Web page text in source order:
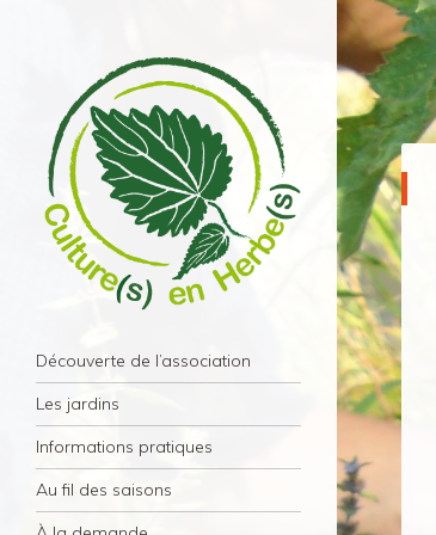
Culture(s) en Herbe(s)
Association Culture(s) en Herbe(s) – Paris
11éme
Navigation
Aller au contenu principal
Découverte de l’association
Les jardins
Informations pratiques
Au fil des saisons